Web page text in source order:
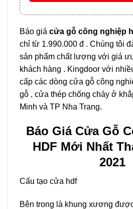
Báo giá cửa gỗ công nghiệp
chỉ từ 1.990.000 đ . Chúng tôi
sản phẩm chất lượng với giá
khách hàng . Kingdoor với
cấp các dòng cửa gỗ công
gỗ , cửa thép chống cháy ở
Minh và TP Nha Trang.
Báo Giá Cửa Gỗ
HDF Mới Nhất
2021
Cấu tạo cửa hdf
Bên trong là khung xương